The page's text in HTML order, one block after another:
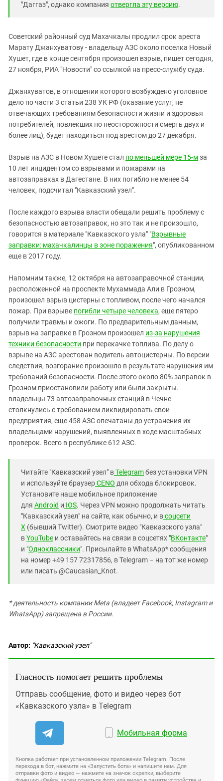
"Даггаз", однако компания отвергла эту версию.
Советский районный суд Махачкалы продлил срок ареста
Марату Джанхуватову - владельцу АЗС около поселка Новый
Хушет, где в конце сентября произошел взрыв, пишет сегодня,
27 ноября, РИА "Новости" со ссылкой на пресс-службу суда.
Джанхуватов, в отношении которого возбуждено уголовное
дело по части 3 статьи 238 УК РФ (оказание услуг, не
отвечающих требованиям безопасности жизни и здоровья
потребителей, повлекших по неосторожности смерть двух и
более лиц), будет находиться под арестом до 27 декабря.
Взрыв на АЗС в Новом Хушете стал по меньшей мере 15-мза
10 лет инцидентом со взрывами и пожарами на
автозаправках в Дагестане. В них погибло не менее 54
человек, подсчитал "Кавказский узел".
После каждого взрыва власти обещали решить проблему с
безопасностью автозаправок, но это так и не произошло,
говорится в материале "Кавказского узла" "Взрывные
заправки: махачкалинцы в зоне поражения", опубликованном
еще в 2017 году.
Напомним также, 12 октября на автозаправочной станции,
расположенной на проспекте Мухаммада Али в Грозном,
произошел взрыв цистерны с топливом, после чего начался
пожар. При взрыве погибли четыре человека, еще пятеро
получили травмы и ожоги. По предварительным данным,
взрыв на заправке в Грозном произошел из-за нарушения
техники безопасности при перекачке топлива. По делу о
взрыве на АЗС арестован водитель автоцистерны. По версии
следствия, возгорание произошло в результате нарушения им
требований безопасности. После этого около 80% заправок в
Грозном приостановили работу или были закрыты.
владельцы 73 автозаправочных станций в Чечне
столкнулись с требованием ликвидировать свои
предприятия, еще 458 АЗС опечатаны до устранения их
владельцами нарушений, выявленных в ходе масштабных
проверок. Всего в республике 612 АЗС.
Читайте "Кавказский узел" вTelegramбез установки VPN
и используйте браузерCENO для обхода блокировок.
Установите наше мобильное приложение
для Android и IOS. Через VPN можно продолжать читать
"Кавказский узел" на сайте, как обычно, и всоцсети
X (бывший Twitter). Смотрите видео "Кавказского узла"
вYouTube и оставайтесь на связи в соцсетях "ВКонтакте"
и "Одноклассники". Присылайте в WhatsApp* сообщения
на номер +49 157 72317856, в Telegram – на тот же номер
или писать @Caucasian_Knot.
* деятельность компании Meta (владеет Facebook, Instagram и
WhatsApp) запрещена в России.
Автор: "Кавказский узел"
Гласность помогает решить проблемы
Отправь сообщение, фото и видео через бот
«Кавказского узла» в Telegram
Мобильная форма
Кнопка работает при установленном приложении Telegram. После
перехода в бот, нажмите на «Запустить бота» и напишите нам. Для
отправки фото и видео — нажмите на значок скрепки, выберите